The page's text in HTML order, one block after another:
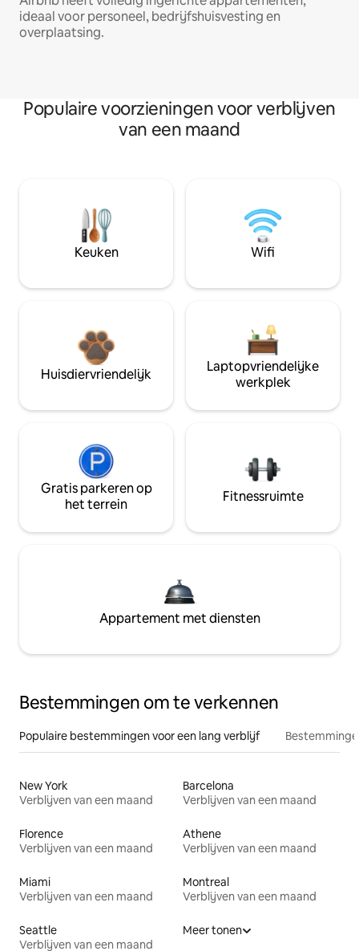
ideaal voor personeel, bedrijfshuisvesting en
overplaatsing.
Populaire voorzieningen voor verblijven
van een maand
Keuken Wifi
Huisdiervriendelijk
Laptopvriendelijke
werkplek
Gratis parkeren op
het terrein
Fitnessruimte
Appartement met diensten
Bestemmingen om te verkennen
Populaire bestemmingen voor een lang verblijf
New York
Verblijven van een maand
Barcelona
Verblijven van een maand
Florence
Verblijven van een maand
Athene
Verblijven van een maand
Miami
Verblijven van een maand
Montreal
Verblijven van een maand
Seattle
Verblijven van een maand
Meer tonen